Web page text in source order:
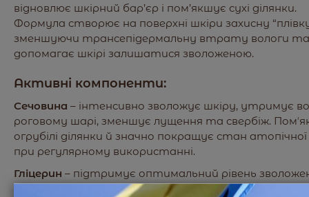
відновлює шкірний бар’єр і пом’якшує сухі ділянки.
Формула створює на поверхні шкіри захисну
зменшуючи трансепідермальну втрату вологи та
допомагає шкірі залишатися зволоженою.
Активні компоненти:
Сечовина – інтенсивно зволожує шкіру, утримує
роговому шарі, зменшує лущення та свербіж.
огрубілі ділянки й значно покращує стан
при регулярному використанні.
Гліцерин – підтримує оптимальний рівень
запобігає пересушуванню та підвищує